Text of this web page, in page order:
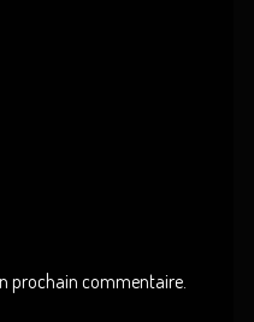
prochain commentaire.